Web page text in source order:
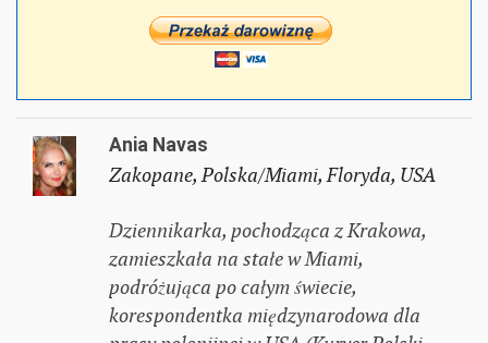
Ania Navas
Zakopane, Polska/Miami, Floryda, USA
Dziennikarka, pochodząca z Krakowa,
zamieszkała na stałe w Miami,
podróżująca po całym świecie,
korespondentka międzynarodowa dla